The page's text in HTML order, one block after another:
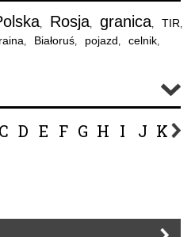
, Rosja, granica, TIR,
, Białoruś, pojazd, celnik,
C D E F G H I J K L